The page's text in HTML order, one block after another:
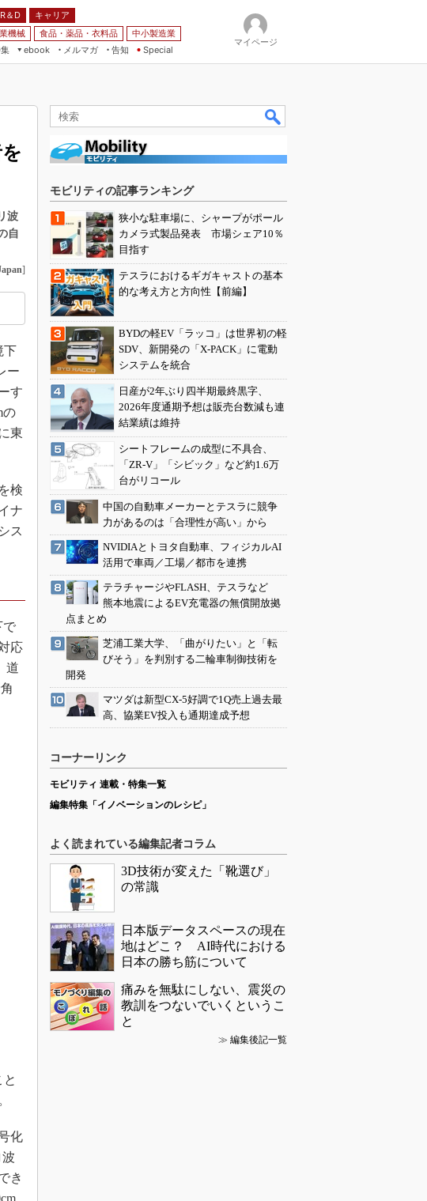
R＆D
キャリア
機械 食品・薬品・衣料品
中小製造業
ebook
メルマガ
告知 Special
マイページ
波
自
]
下
ー
す
の
東
検
ナ
ス
で
応
道
化
き
モビリティの記事ランキング
狭小な駐車場に、シャープがポール
カメラ式製品発表 市場シェア10％
目指す
テスラにおけるギガキャストの基本
的な考え方と方向性【前編】
BYDの軽EV「ラッコ」は世界初の軽
SDV、新開発の「X-PACK」に電動
システムを統合
日産が2年ぶり四半期最終黒字、
2026年度通期予想は販売台数減も連
結業績は維持
シートフレームの成型に不具合、
「ZR-V」「シビック」など約1.6万
台がリコール
中国の自動車メーカーとテスラに競争
力があるのは「合理性が高い」から
NVIDIAとトヨタ自動車、フィジカルAI
活用で車両／工場／都市を連携
テラチャージやFLASH、テスラなど
熊本地震によるEV充電器の無償開放拠
点まとめ
芝浦工業大学、「曲がりたい」と「転
びそう」を判別する二輪車制御技術を
開発
マツダは新型CX-5好調で1Q売上過去最
高、協業EV投入も通期達成予想
コーナーリンク
モビリティ 連載・特集一覧
編集特集「イノベーションのレシピ」
よく読まれている編集記者コラム
3D技術が変えた「靴選び」
の常識
日本版データスペースの現在
地はどこ？ AI時代における
日本の勝ち筋について
痛みを無駄にしない、震災の
教訓をつないでいくというこ
と
≫ 編集後記一覧